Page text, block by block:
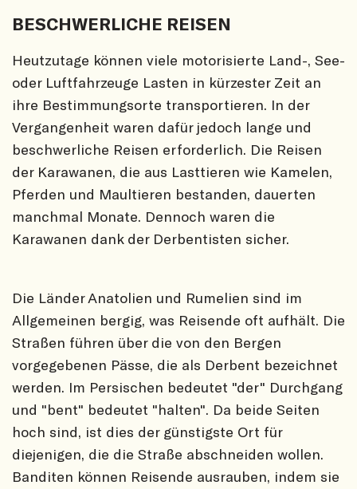
BESCHWERLICHE REISEN
Heutzutage können viele motorisierte Land-, See-
oder Luftfahrzeuge Lasten in kürzester Zeit an
ihre Bestimmungsorte transportieren. In der
Vergangenheit waren dafür jedoch lange und
beschwerliche Reisen erforderlich. Die Reisen
der Karawanen, die aus Lasttieren wie Kamelen,
Pferden und Maultieren bestanden, dauerten
manchmal Monate. Dennoch waren die
Karawanen dank der Derbentisten sicher.
Die Länder Anatolien und Rumelien sind im
Allgemeinen bergig, was Reisende oft aufhält. Die
Straßen führen über die von den Bergen
vorgegebenen Pässe, die als Derbent bezeichnet
werden. Im Persischen bedeutet "der" Durchgang
und "bent" bedeutet "halten". Da beide Seiten
hoch sind, ist dies der günstigste Ort für
diejenigen, die die Straße abschneiden wollen.
Banditen können Reisende ausrauben, indem sie